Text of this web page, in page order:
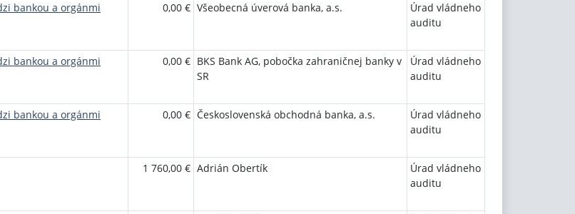
bankou a orgánmi
0,00 € Všeobecná úverová banka, a.s.
Úrad vládneho
auditu
bankou a orgánmi
0,00 € BKS Bank AG, pobočka zahraničnej banky v
SR
Úrad vládneho
auditu
bankou a orgánmi
0,00 € Československá obchodná banka, a.s.
Úrad vládneho
auditu
1 760,00 € Adrián Obertík
Úrad vládneho
auditu